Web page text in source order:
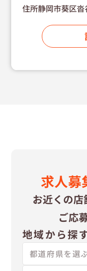
住所静岡市葵区
求⼈募
お近くの店
ご応
地域から探